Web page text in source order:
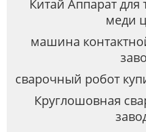
Китай Аппарат для
меди
машина
сварочный робот
Круглошовная